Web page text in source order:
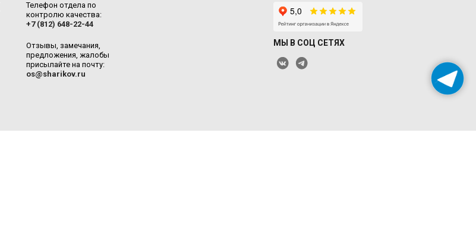
Телефон отдела по
контролю качества:
+7 (812) 648-22-44
Отзывы, замечания,
предложения, жалобы
присылайте на почту:
os@sharikov.ru
МЫ В СОЦ СЕТЯХ